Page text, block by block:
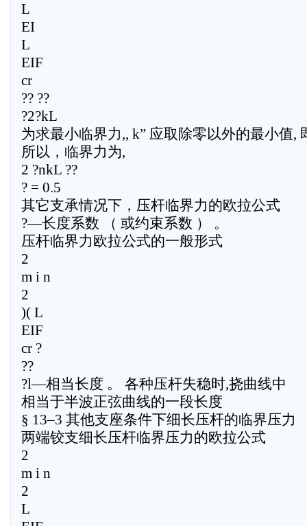
L
EI
L
EIF
cr
?? ??
?2?kL
为求最小临界力,, k” 应取除零以外的最小值,
所以，临界力为,
2 ?nkL ??
? = 0.5
其它支承情况下，压杆临界力的欧拉公式
?—长度系数 （ 或约束系数 ） 。
压杆临界力欧拉公式的一般形式
2
m i n
2
)( L
EIF
cr ?
??
?l—相当长度 。 各种压杆失稳时,挠曲线中
相当于半波正弦曲线的一段长度
§ 13–3 其他支座条件下细长压杆的临界压力
两端铰支细长压杆临界压力的欧拉公式
2
m i n
2
L